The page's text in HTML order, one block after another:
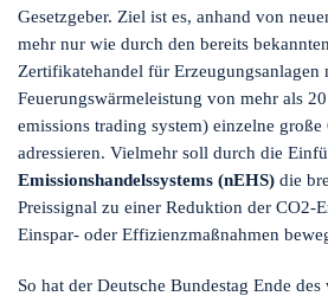
Gesetzgeber. Ziel ist es, anhand von
mehr nur wie durch den bereits
Zertifikatehandel für Erzeugungsanlagen
Feuerungswärmeleistung von mehr als
emissions trading system) einzelne
adressieren. Vielmehr soll durch die
Emissionshandelssystems (nEHS) die
Preissignal zu einer Reduktion der CO2-
Einspar- oder Effizienzmaßnahmen
So hat der Deutsche Bundestag Ende des